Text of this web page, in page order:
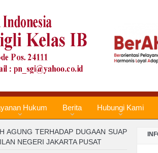
Hukum Berita Hubungi Kami
AGUNG TERHADAP DUGAAN SUAP
NEGERI JAKARTA PUSAT